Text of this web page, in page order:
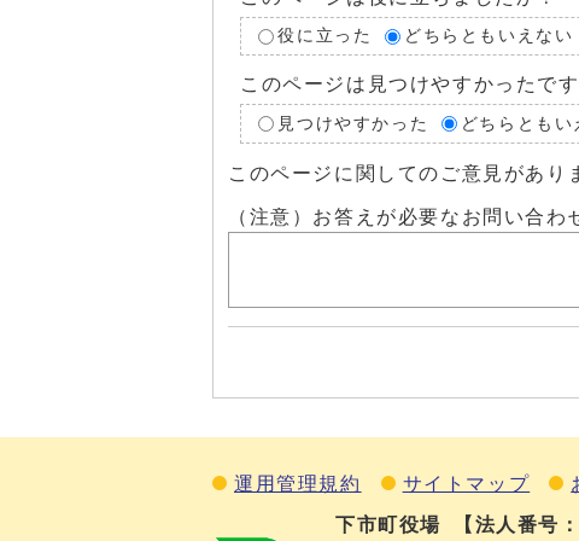
役に立った どちらともいえない
このページは見つけやすかったです
見つけやすかった どちらともい
このページに関してのご意見があり
（注意）お答えが必要なお問い合
運用管理規約 サイトマップ
下市町役場
【法人番号